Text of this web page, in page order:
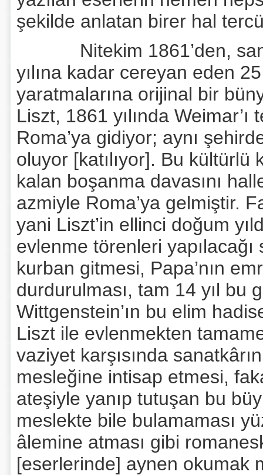
şekilde anlatan birer hal
Nitekim 1861’den,
yılına kadar cereyan eden
yaratmalarına orijinal bir
Liszt, 1861 yılında
Roma’ya gidiyor; aynı
oluyor [katılıyor]. Bu kültürlü
kalan boşanma davasını
azmiyle Roma’ya gelmiştir.
yani Liszt’in ellinci doğum
evlenme törenleri
kurban gitmesi, Papa’nın
durdurulması, tam 14 yıl bu
Wittgenstein’ın bu elim
Liszt ile evlenmekten
vaziyet karşısında
mesleğine intisap etmesi,
ateşiyle yanıp tutuşan bu
meslekte bile bulamaması
âlemine atması gibi
[eserlerinde] aynen okumak